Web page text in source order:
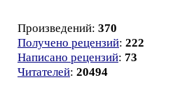
Произведений: 370
Получено рецензий: 222
Написано рецензий: 73
Читателей: 20494